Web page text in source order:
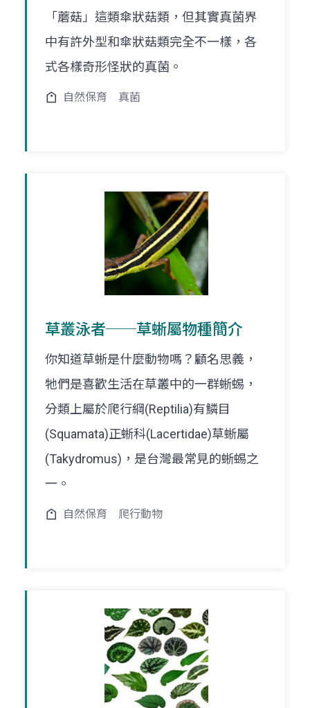
「蘑菇」這類傘狀菇類，但其實真菌界
中有許外型和傘狀菇類完全不一樣，各
式各樣奇形怪狀的真菌。
自然保育 真菌
草叢泳者──草蜥屬物種簡介
你知道草蜥是什麼動物嗎？顧名思義，
牠們是喜歡生活在草叢中的一群蜥蜴，
分類上屬於爬行綱(Reptilia)有鱗目
(Squamata)正蜥科(Lacertidae)草蜥屬
(Takydromus)，是台灣最常見的蜥蜴之
一。
自然保育 爬行動物